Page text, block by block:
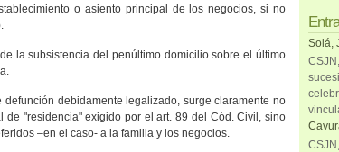
o asiento principal de los negocios, si no
la subsistencia del penúltimo domicilio sobre el último
defunción debidamente legalizado, surge claramente no
de "residencia" exigido por el art. 89 del Cód. Civil, sino
–en el caso- a la familia y los negocios.
Solá,